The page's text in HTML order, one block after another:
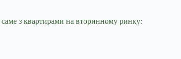
з квартирами на вторинному ринку: